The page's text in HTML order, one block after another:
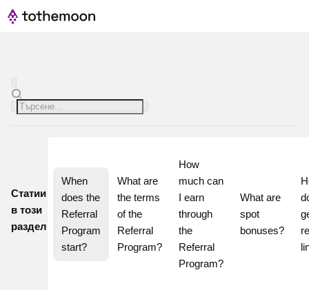
Статии
в този
раздел
When
does the
Referral
Program
start?
What are
the terms
of the
Referral
Program?
How
much can
I earn
through
the
Referral
Program?
What are
spot
bonuses?